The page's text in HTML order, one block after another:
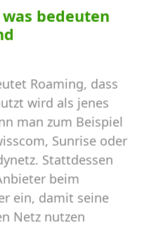
bedeuten
Roaming, dass
wird als jenes
man zum Beispiel
Sunrise oder
Stattdessen
beim
ein, damit seine
Netz nutzen